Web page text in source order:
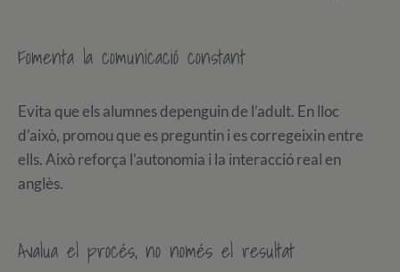
Fomenta la comunicació constant
Evita que els alumnes depenguin de l’adult. En lloc
d’això, promou que es preguntin i es corregeixin entre
ells. Això reforça l’autonomia i la interacció real en
anglès.
Avalua el procés, no només el resultat